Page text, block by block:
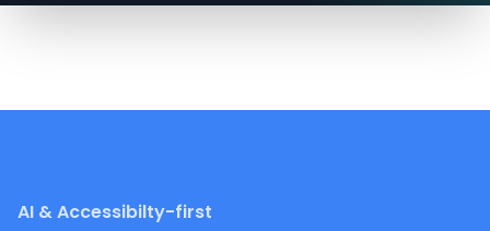
AI & Accessibilty-first